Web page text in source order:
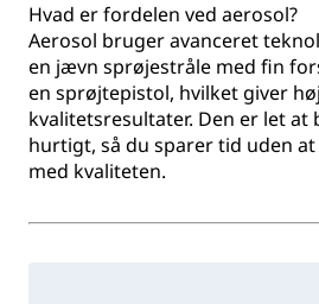
Hvad er fordelen ved aerosol?
Aerosol bruger avanceret
en jævn sprøjestråle med fin
en sprøjtepistol, hvilket giver
kvalitetsresultater. Den er let
hurtigt, så du sparer tid uden
med kvaliteten.